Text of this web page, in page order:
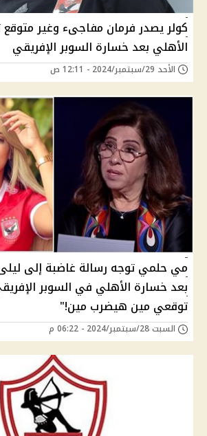
كولر يصدر فرمان مفاجىء وغير متوقع
الأهلي بعد خسارة السوبر الإفريقي
الأحد 29/سبتمبر/2024 - 12:11 ص
مي حلمي توجه رسالة غاضبة إلى
بعد خسارة الأهلي في السوبر
توقعي مين هيضرب مين!"
السبت 28/سبتمبر/2024 - 06:22 م